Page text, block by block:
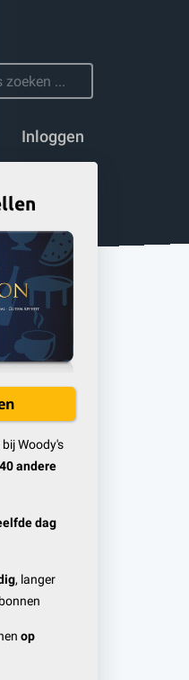
Inloggen
Woody's
andere
dag
, langer
op